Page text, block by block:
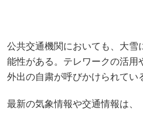
公共交通機関においても、大雪
能性がある。テレワークの活用
外出の自粛が呼びかけられてい
最新の気象情報や交通情報は、